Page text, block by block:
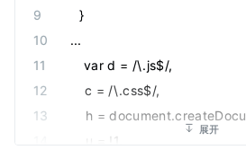
展开
    }
...
    var d = /\.js$/,
    c = /\.css$/,
h =
    u = !1,